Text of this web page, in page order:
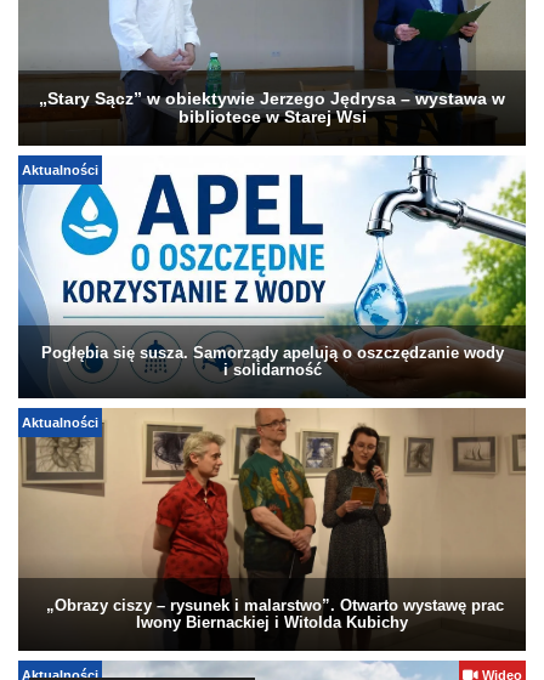
„Stary Sącz” w obiektywie Jerzego Jędrysa – wystawa w
bibliotece w Starej Wsi
Aktualności
Pogłębia się susza. Samorządy apelują o oszczędzanie wody
i solidarność
Aktualności
„Obrazy ciszy – rysunek i malarstwo”. Otwarto wystawę prac
Iwony Biernackiej i Witolda Kubichy